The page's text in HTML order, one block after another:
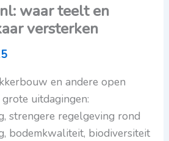
waar teelt en
versterken
en andere open
uitdagingen:
strengere regelgeving rond
bodemkwaliteit, biodiversiteit